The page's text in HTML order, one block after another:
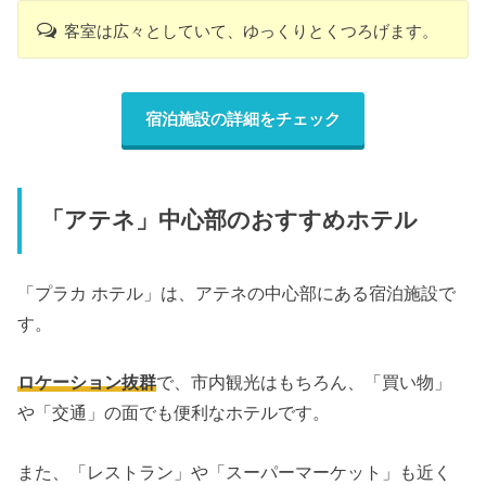
客室は広々としていて、ゆっくりとくつろげます。
宿泊施設の詳細をチェック
「アテネ」中心部のおすすめホテル
「プラカ ホテル」は、アテネの中心部にある宿泊施設で
す。
ロケーション抜群で、市内観光はもちろん、「買い物」
や「交通」の面でも便利なホテルです。
また、「レストラン」や「スーパーマーケット」も近く